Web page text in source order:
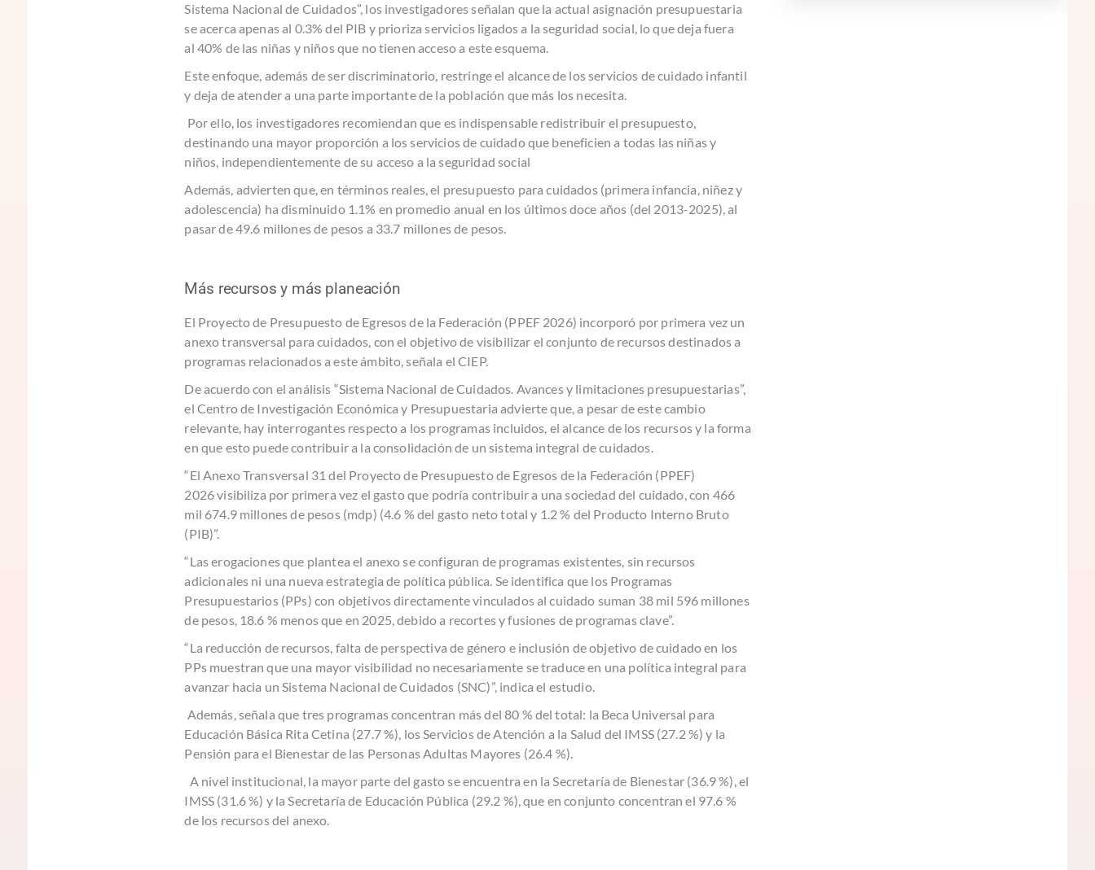
Sistema Nacional de Cuidados”, los investigadores señalan que la actual asignación presupuestaria
se acerca apenas al 0.3% del PIB y prioriza servicios ligados a la seguridad social, lo que deja fuera
al 40% de las niñas y niños que no tienen acceso a este esquema.
Este enfoque, además de ser discriminatorio, restringe el alcance de los servicios de cuidado infantil
y deja de atender a una parte importante de la población que más los necesita.
Por ello, los investigadores recomiendan que es indispensable redistribuir el presupuesto,
destinando una mayor proporción a los servicios de cuidado que beneficien a todas las niñas y
niños, independientemente de su acceso a la seguridad social
Además, advierten que, en términos reales, el presupuesto para cuidados (primera infancia, niñez y
adolescencia) ha disminuido 1.1% en promedio anual en los últimos doce años (del 2013-2025), al
pasar de 49.6 millones de pesos a 33.7 millones de pesos.
Más recursos y más planeación
El Proyecto de Presupuesto de Egresos de la Federación (PPEF 2026) incorporó por primera vez un
anexo transversal para cuidados, con el objetivo de visibilizar el conjunto de recursos destinados a
programas relacionados a este ámbito, señala el CIEP.
De acuerdo con el análisis “Sistema Nacional deCuidados. Avances y limitaciones presupuestarias”,
el Centro de Investigación Económica y Presupuestaria advierte que, a pesar de este cambio
relevante, hay interrogantes respecto a los programas incluidos, el alcance de los recursos y la forma
en que esto puede contribuir a la consolidación de un sistema integral de cuidados.
“El Anexo Transversal 31 del Proyecto de Presupuesto de Egresos de la Federación (PPEF)
2026 visibiliza por primera vez el gasto que podría contribuir a una sociedad del cuidado, con 466
mil 674.9 millones de pesos (mdp) (4.6 % del gasto neto total y 1.2 % del Producto Interno Bruto
(PIB)”.
“Las erogaciones que plantea el anexo se configuran de programas existentes, sin recursos
adicionales ni una nueva estrategia de política pública. Se identifica que los Programas
Presupuestarios (PPs) con objetivos directamente vinculados al cuidado suman 38 mil 596 millones
de pesos, 18.6 % menos que en 2025, debido a recortes y fusiones de programas clave”.
“La reducción de recursos, falta de perspectiva de género e inclusión de objetivo de cuidado en los
PPs muestran que una mayor visibilidad no necesariamente se traduce en una política integral para
avanzar hacia un Sistema Nacional de Cuidados (SNC)”, indica el estudio.
Además, señala que tres programas concentran más del 80 % del total: la Beca Universal para
Educación Básica Rita Cetina (27.7 %), los Servicios de Atención a la Salud del IMSS (27.2 %) y la
Pensión para el Bienestar de las Personas Adultas Mayores (26.4 %).
A nivel institucional, la mayor parte del gasto se encuentra en la Secretaría de Bienestar (36.9 %), el
IMSS (31.6 %) y la Secretaría de Educación Pública (29.2 %), que en conjunto concentran el 97.6 %
de los recursos del anexo.